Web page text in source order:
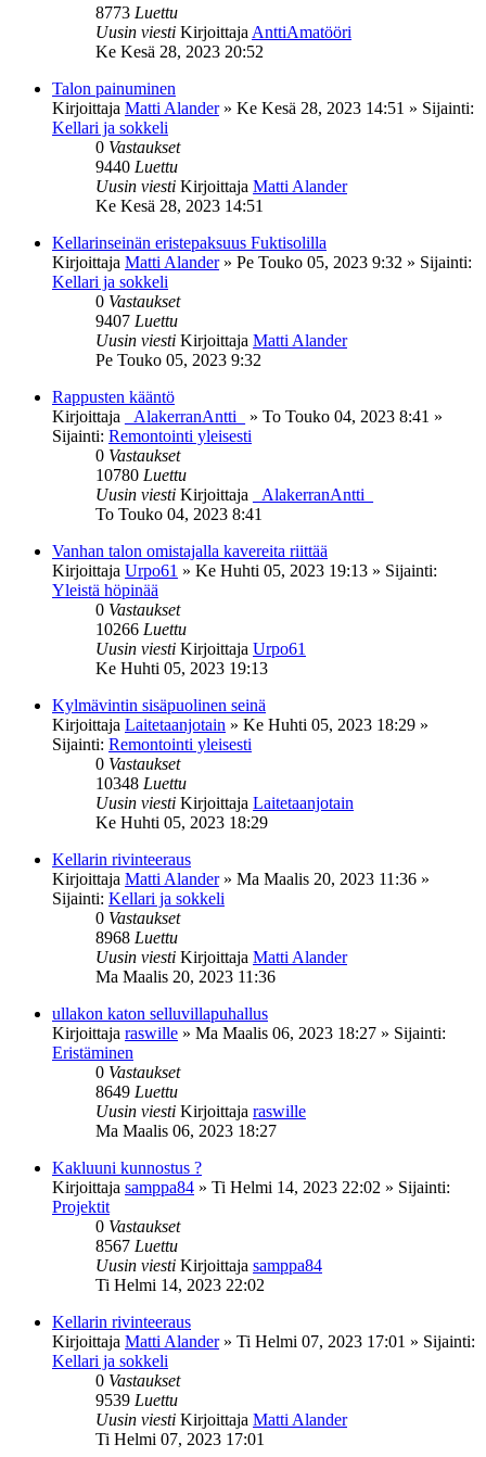
8773 Luettu
Uusin viesti Kirjoittaja AnttiAmatööri
Ke Kesä 28, 2023 20:52
Talon painuminen
Kirjoittaja Matti Alander» Ke Kesä 28, 2023 14:51 » Sijainti:
Kellari ja sokkeli
0 Vastaukset
9440 Luettu
Uusin viesti Kirjoittaja Matti Alander
Ke Kesä 28, 2023 14:51
Kellarinseinän eristepaksuus Fuktisolilla
Kirjoittaja Matti Alander» Pe Touko 05, 2023 9:32 » Sijainti:
Kellari ja sokkeli
0 Vastaukset
9407 Luettu
Uusin viesti Kirjoittaja Matti Alander
Pe Touko 05, 2023 9:32
Rappusten kääntö
Kirjoittaja
_AlakerranAntti_ » To Touko 04, 2023 8:41 »
Sijainti: Remontointi yleisesti
0 Vastaukset
10780 Luettu
Uusin viesti Kirjoittaja
_AlakerranAntti_
To Touko 04, 2023 8:41
Vanhan talon omistajalla kavereita riittää
Kirjoittaja Urpo61 » Ke Huhti 05, 2023 19:13 » Sijainti:
Yleistä höpinää
0 Vastaukset
10266 Luettu
Uusin viesti Kirjoittaja Urpo61
Ke Huhti 05, 2023 19:13
Kylmävintin sisäpuolinen seinä
Kirjoittaja Laitetaanjotain » Ke Huhti 05, 2023 18:29 »
Sijainti: Remontointi yleisesti
0 Vastaukset
10348 Luettu
Uusin viesti Kirjoittaja Laitetaanjotain
Ke Huhti 05, 2023 18:29
Kellarin rivinteeraus
Kirjoittaja Matti Alander» Ma Maalis 20, 2023 11:36 »
Sijainti: Kellari ja sokkeli
0 Vastaukset
8968 Luettu
Uusin viesti Kirjoittaja Matti Alander
Ma Maalis 20, 2023 11:36
ullakon katon selluvillapuhallus
Kirjoittaja raswille » Ma Maalis 06, 2023 18:27 » Sijainti:
Eristäminen
0 Vastaukset
8649 Luettu
Uusin viesti Kirjoittaja raswille
Ma Maalis 06, 2023 18:27
Kakluuni kunnostus ?
Kirjoittaja samppa84 » Ti Helmi 14, 2023 22:02 » Sijainti:
Projektit
0 Vastaukset
8567 Luettu
Uusin viesti Kirjoittaja samppa84
Ti Helmi 14, 2023 22:02
Kellarin rivinteeraus
Kirjoittaja Matti Alander» Ti Helmi 07, 2023 17:01 » Sijainti:
Kellari ja sokkeli
0 Vastaukset
9539 Luettu
Uusin viesti Kirjoittaja Matti Alander
Ti Helmi 07, 2023 17:01